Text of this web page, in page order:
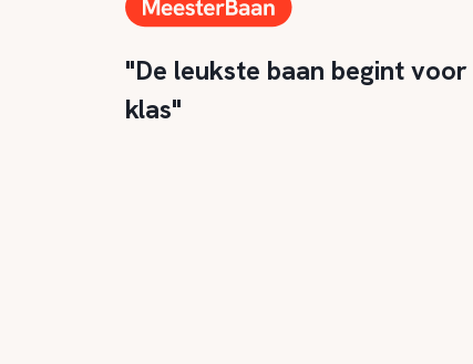
"De leukste baan begint voor
klas"